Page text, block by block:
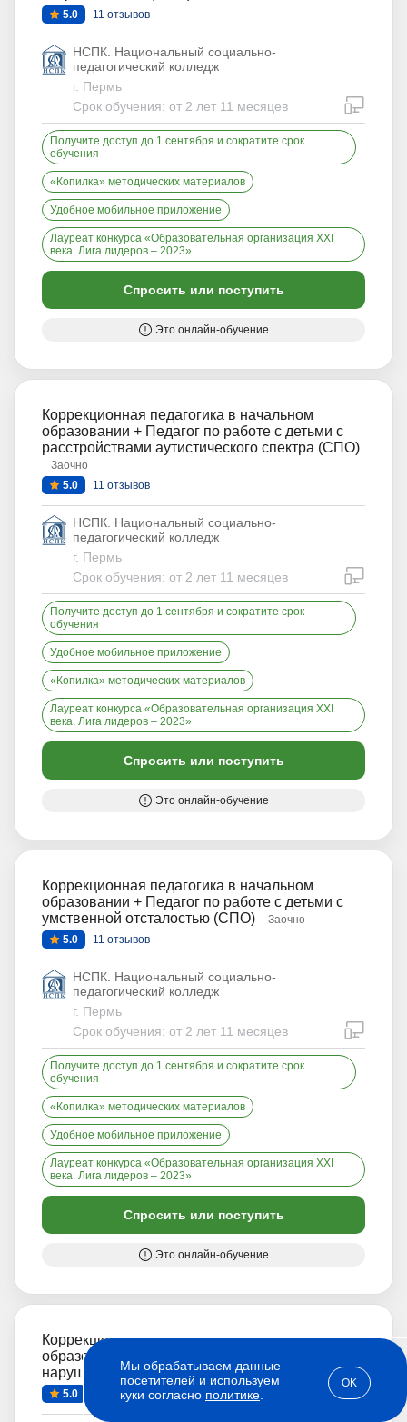
5.0
11 отзывов
НСПК. Национальный социально-
педагогический колледж
г. Пермь
Срок обучения: от 2 лет 11 месяцев
Получите доступ до 1 сентября и сократите срок
обучения
«Копилка» методических материалов
Удобное мобильное приложение
Лауреат конкурса «Образовательная организация XXI
века. Лига лидеров – 2023»
Спросить или поступить
Это онлайн-обучение
Коррекционная педагогика в начальном
образовании + Педагог по работе с детьми с
расстройствами аутистического спектра (СПО)
Заочно
5.0
11 отзывов
НСПК. Национальный социально-
педагогический колледж
г. Пермь
Срок обучения: от 2 лет 11 месяцев
Получите доступ до 1 сентября и сократите срок
обучения
Удобное мобильное приложение
«Копилка» методических материалов
Лауреат конкурса «Образовательная организация XXI
века. Лига лидеров – 2023»
Спросить или поступить
Это онлайн-обучение
Коррекционная педагогика в начальном
образовании + Педагог по работе с детьми с
умственной отсталостью (СПО)
Заочно
5.0
11 отзывов
НСПК. Национальный социально-
педагогический колледж
г. Пермь
Срок обучения: от 2 лет 11 месяцев
Получите доступ до 1 сентября и сократите срок
обучения
«Копилка» методических материалов
Удобное мобильное приложение
Лауреат конкурса «Образовательная организация XXI
века. Лига лидеров – 2023»
Спросить или поступить
Это онлайн-обучение
Коррекционная педагогика в начальном
образовании + Педагог по работе с детьми с
нарушениями слуха (СПО)
Заочно
5.0
11 отзывов
Мы обрабатываем данные
посетителей и используем
куки согласно политике
OK